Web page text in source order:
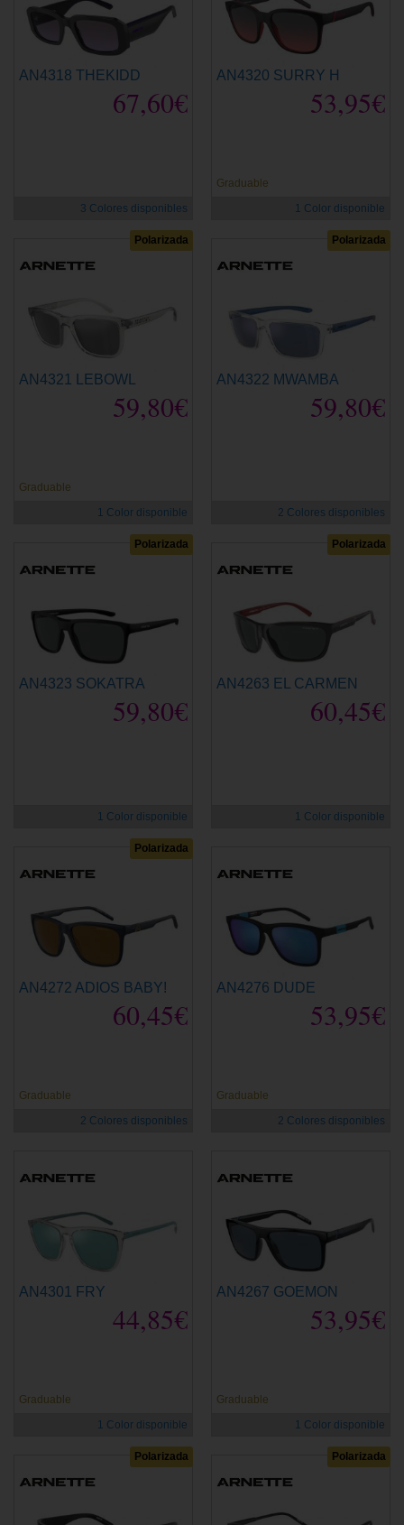
AN4318 THEKIDD
67,60€
3 Colores disponibles
AN4320 SURRY H
53,95€
Graduable
1 Color disponible
Polarizada
AN4321 LEBOWL
59,80€
Graduable
1 Color disponible
Polarizada
AN4322 MWAMBA
59,80€
2 Colores disponibles
Polarizada
AN4323 SOKATRA
59,80€
1 Color disponible
Polarizada
AN4263 EL CARMEN
60,45€
1 Color disponible
Polarizada
AN4272 ADIOS BABY!
60,45€
Graduable
2 Colores disponibles
AN4276 DUDE
53,95€
Graduable
2 Colores disponibles
AN4301 FRY
44,85€
Graduable
1 Color disponible
AN4267 GOEMON
53,95€
Graduable
1 Color disponible
Polarizada Polarizada